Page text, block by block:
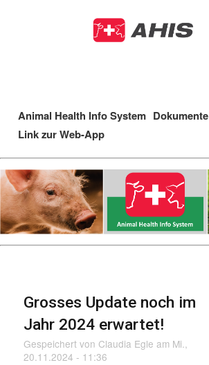
zum
Main
navigation
Animal Health Info System Dokumente
Link zur Web-App
Grosses Update noch im
Jahr 2024 erwartet!
Gespeichert von Claudia Egle am Mi.,
20.11.2024 - 11:36